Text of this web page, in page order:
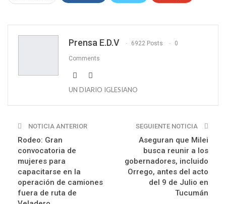
Prensa E.D.V 6922 Posts 0
Comments
UN DIARIO IGLESIANO
NOTICIA ANTERIOR
Rodeo: Gran
convocatoria de
mujeres para
capacitarse en la
operación de camiones
fuera de ruta de
SEGUIENTE NOTICIA
Aseguran que Milei
busca reunir a los
gobernadores, incluido
Orrego, antes del acto
del 9 de Julio en
Tucumán